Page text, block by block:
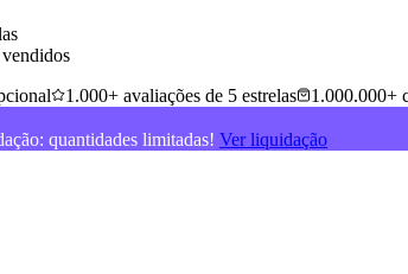
1.000+ avaliações de 5 estrelas 1.000.000+
quantidades limitadas! Ver liquidação